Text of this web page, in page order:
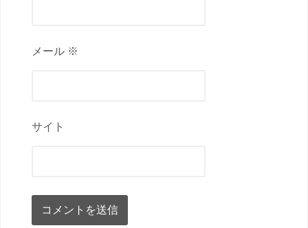
メール ※
サイト